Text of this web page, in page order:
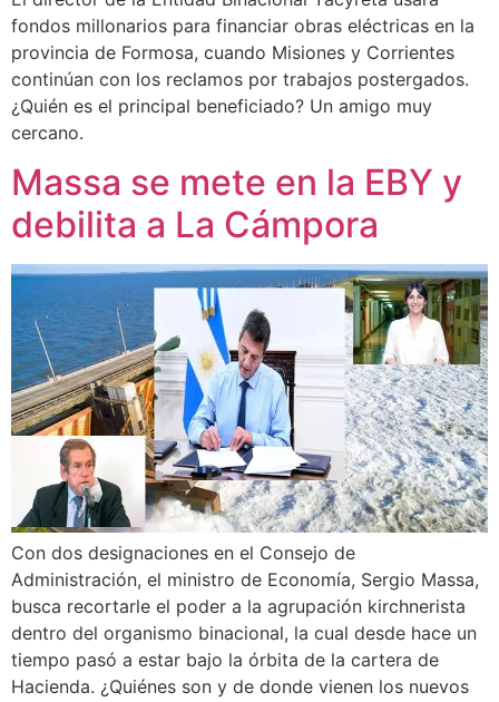
fondos millonarios para financiar obras eléctricas en la
provincia de Formosa, cuando Misiones y Corrientes
continúan con los reclamos por trabajos postergados.
¿Quién es el principal beneficiado? Un amigo muy
cercano.
Massa se mete en la EBY y
debilita a La Cámpora
Con dos designaciones en el Consejo de
Administración, el ministro de Economía, Sergio Massa,
busca recortarle el poder a la agrupación kirchnerista
dentro del organismo binacional, la cual desde hace un
tiempo pasó a estar bajo la órbita de la cartera de
Hacienda. ¿Quiénes son y de donde vienen los nuevos